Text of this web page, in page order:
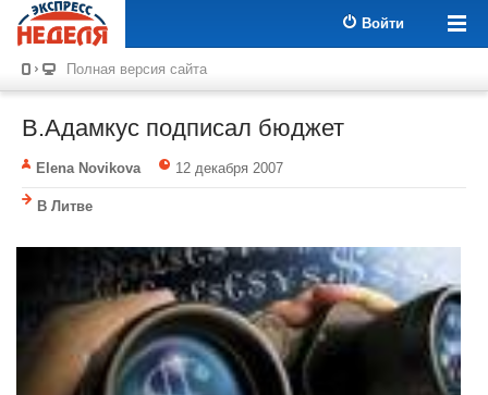
Войти
Полная версия сайта
В.Адамкус подписал бюджет
Elena Novikova 12 декабря 2007
В Литве